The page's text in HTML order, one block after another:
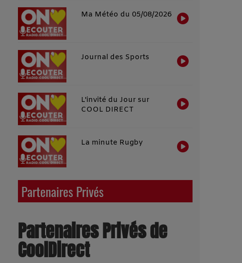
Ma Météo du 05/08/2026
Journal des Sports
L'invité du Jour sur
COOL DIRECT
La minute Rugby
Partenaires Privés
Partenaires Privés de
CoolDirect